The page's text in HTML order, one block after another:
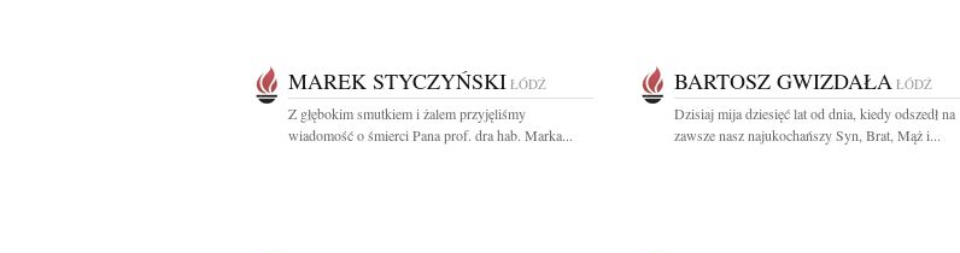
MAREK STYCZYŃSKI ŁÓDŹ
Z głębokim smutkiem i żalem przyjęliśmy
wiadomość o śmierci Pana prof. dra hab. Marka...
BARTOSZ GWIZDAŁA ŁÓDŹ
Dzisiaj mija dziesięć lat od dnia, kiedy odszedł na
zawsze nasz najukochańszy Syn, Brat, Mąż i...